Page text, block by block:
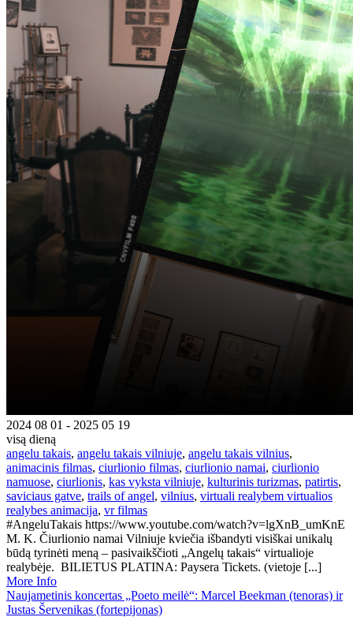
2024 08 01 - 2025 05 19
visą dieną
angelu takais, angelu takais vilniuje, angelu takais vilnius,
animacinis filmas, ciurlionio filmas, ciurlionio namai, ciurlionio
namuose, ciurlionis, kas vyksta vilniuje, kulturinis turizmas, patirtis,
saviciaus gatve, trails of angel, vilnius, virtuali realybem virtualios
realybes animacija, vr filmas
#AngeluTakais https://www.youtube.com/watch?v=lgXnB_umKnE
M. K. Čiurlionio namai Vilniuje kviečia išbandyti visiškai unikalų
būdą tyrinėti meną – pasivaikščioti „Angelų takais“ virtualioje
realybėje. BILIETUS PLATINA: Paysera Tickets. (vietoje [...]
More Info
Naujametinis koncertas „Poeto meilė“: Marcel Beekman (tenoras) ir
Justas Šervenikas (fortepijonas)